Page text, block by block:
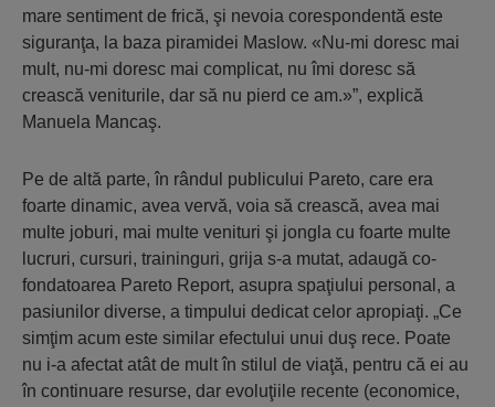
mare sentiment de frică, şi nevoia corespondentă este
siguranţa, la baza piramidei Maslow. «Nu-mi doresc mai
mult, nu-mi doresc mai complicat, nu îmi doresc să
crească veniturile, dar să nu pierd ce am.»”, explică
Manuela Mancaş.
Pe de altă parte, în rândul publicului Pareto, care era
foarte dinamic, avea vervă, voia să crească, avea mai
multe joburi, mai multe venituri şi jongla cu foarte multe
lucruri, cursuri, traininguri, grija s-a mutat, adaugă co-
fondatoarea Pareto Report, asupra spaţiului personal, a
pasiunilor diverse, a timpului dedicat celor apropiaţi. „Ce
simţim acum este similar efectului unui duş rece. Poate
nu i-a afectat atât de mult în stilul de viaţă, pentru că ei au
în continuare resurse, dar evoluţiile recente (economice,